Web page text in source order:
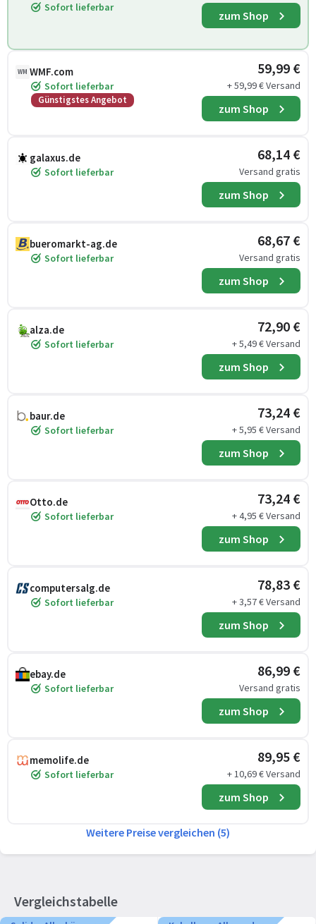
Sofort lieferbar
zum Shop
WM WMF.com
Sofort lieferbar
Günstigstes Angebot
59,99 €
+ 59,99 € Versand
zum Shop
galaxus.de
Sofort lieferbar
68,14 €
Versand gratis
zum Shop
bueromarkt-ag.de
Sofort lieferbar
68,67 €
Versand gratis
zum Shop
alza.de
Sofort lieferbar
72,90 €
+ 5,49 € Versand
zum Shop
baur.de
Sofort lieferbar
73,24 €
+ 5,95 € Versand
zum Shop
Otto.de
Sofort lieferbar
73,24 €
+ 4,95 € Versand
zum Shop
computersalg.de
Sofort lieferbar
78,83 €
+ 3,57 € Versand
zum Shop
ebay.de
Sofort lieferbar
86,99 €
Versand gratis
zum Shop
memolife.de
Sofort lieferbar
89,95 €
+ 10,69 € Versand
zum Shop
Weitere Preise vergleichen (5)
Vergleichstabelle